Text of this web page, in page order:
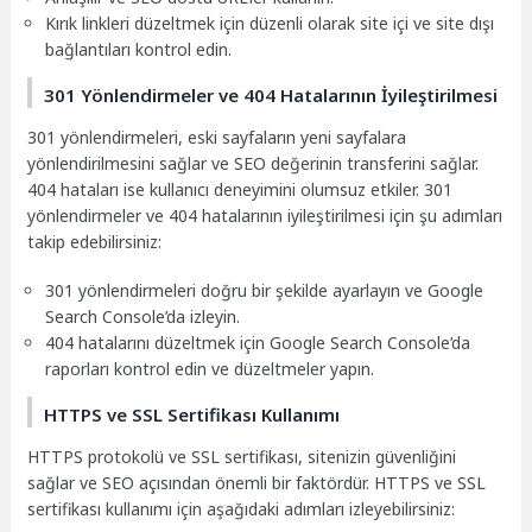
Kırık linkleri düzeltmek için düzenli olarak site içi ve site dışı
bağlantıları kontrol edin.
301 Yönlendirmeler ve 404 Hatalarının İyileştirilmesi
301 yönlendirmeleri, eski sayfaların yeni sayfalara
yönlendirilmesini sağlar ve SEO değerinin transferini sağlar.
404 hataları ise kullanıcı deneyimini olumsuz etkiler. 301
yönlendirmeler ve 404 hatalarının iyileştirilmesi için şu adımları
takip edebilirsiniz:
301 yönlendirmeleri doğru bir şekilde ayarlayın ve Google
Search Console’da izleyin.
404 hatalarını düzeltmek için Google Search Console’da
raporları kontrol edin ve düzeltmeler yapın.
HTTPS ve SSL Sertifikası Kullanımı
HTTPS protokolü ve SSL sertifikası, sitenizin güvenliğini
sağlar ve SEO açısından önemli bir faktördür. HTTPS ve SSL
sertifikası kullanımı için aşağıdaki adımları izleyebilirsiniz: